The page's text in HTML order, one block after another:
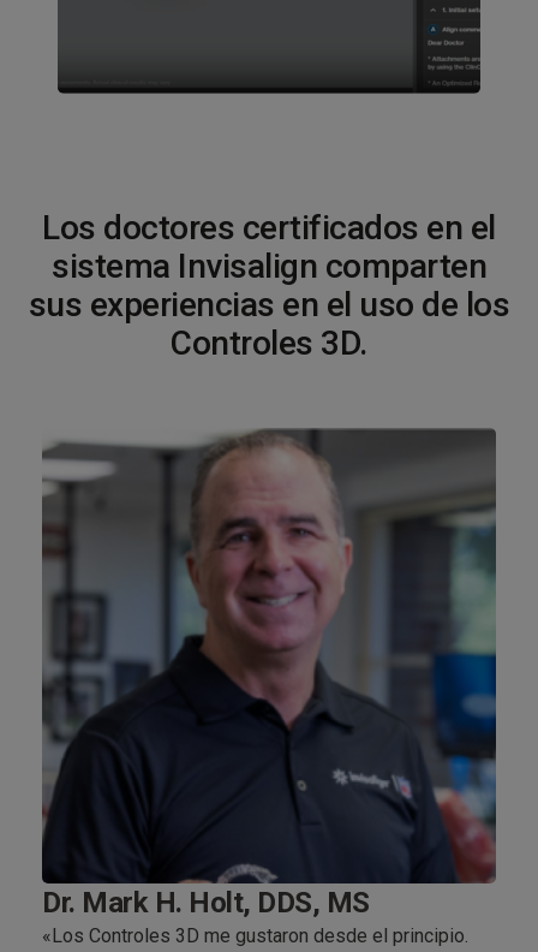
Los doctores certificados en el
sistema Invisalign comparten
sus experiencias en el uso de los
Controles 3D.
Dr. Mark H. Holt, DDS, MS
«Los Controles 3D me gustaron desde el principio.